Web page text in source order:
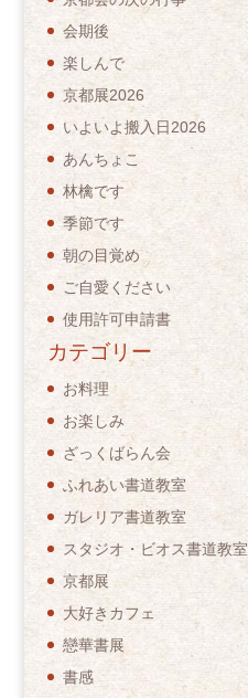
会期後
楽しんで
京都展2026
いよいよ搬入日2026
あんちょこ
林檎です
季節です
朝の目覚め
ご自愛ください
使用許可申請書
カテゴリー
お料理
お楽しみ
ざっくばらん会
ふれあい書道教室
ガレリア書道教室
スタジオ・ビオス書道教室
京都展
大好きカフェ
戀華書展
書感